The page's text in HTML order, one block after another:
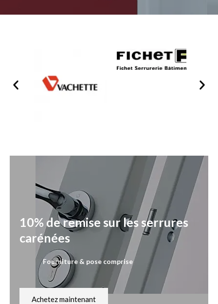
10% de remise sur les serrures
carénées
Fourniture & pose comprise
Achetez maintenant